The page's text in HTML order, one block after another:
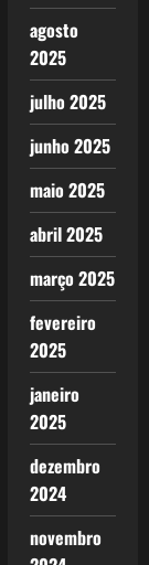
agosto
2025
julho 2025
junho 2025
maio 2025
abril 2025
março 2025
fevereiro
2025
janeiro
2025
dezembro
2024
novembro